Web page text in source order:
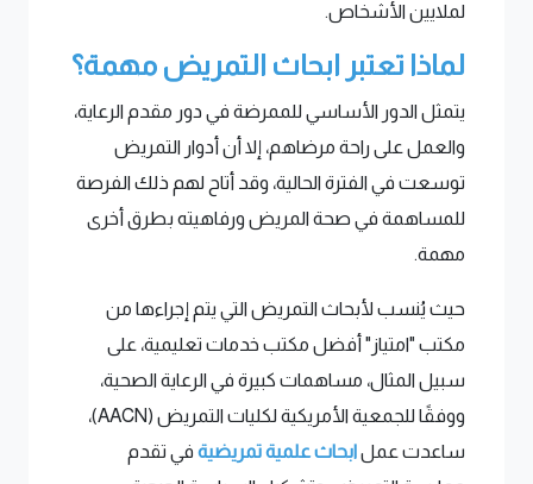
لملايين الأشخاص.
لماذا تعتبر ابحاث التمريض مهمة؟
يتمثل الدور الأساسي للممرضة في دور مقدم الرعاية،
والعمل على راحة مرضاهم، إلا أن أدوار التمريض
توسعت في الفترة الحالية، وقد أتاح لهم ذلك الفرصة
للمساهمة في صحة المريض ورفاهيته بطرق أخرى
مهمة.
حيث يُنسب لأبحاث التمريض التي يتم إجراءها من
مكتب "امتياز" أفضل مكتب خدمات تعليمية، على
سبيل المثال، مساهمات كبيرة في الرعاية الصحية،
ووفقًا للجمعية الأمريكية لكليات التمريض (AACN)،
ساعدت عملابحاث علمية تمريضية في تقدم